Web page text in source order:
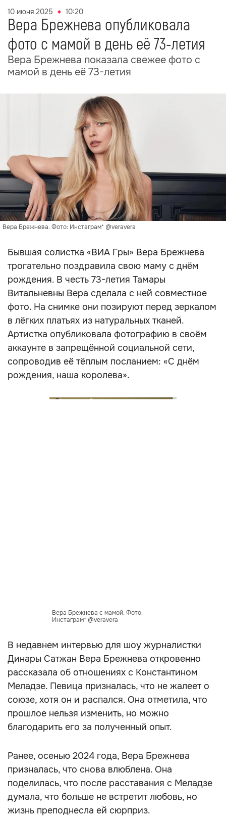
10 июня 2025 10:20
Вера Брежнева опубликовала
фото с мамой в день её 73-летия
Вера Брежнева показала свежее фото с
мамой в день её 73-летия
Вера Брежнева. Фото: Инстаграм* @veravera
Бывшая солистка «ВИА Гры» Вера Брежнева
трогательно поздравила свою маму с днём
рождения. В честь 73-летия Тамары
Витальневны Вера сделала с ней совместное
фото. На снимке они позируют перед зеркалом
в лёгких платьях из натуральных тканей.
Артистка опубликовала фотографию в своём
аккаунте в запрещённой социальной сети,
сопроводив её тёплым посланием: «С днём
рождения, наша королева».
Вера Брежнева с мамой. Фото:
Инстаграм* @veravera
В недавнем интервью для шоу журналистки
Динары Сатжан Вера Брежнева откровенно
рассказала об отношениях с Константином
Меладзе. Певица призналась, что не жалеет о
союзе, хотя он и распался. Она отметила, что
прошлое нельзя изменить, но можно
благодарить его за полученный опыт.
Ранее, осенью 2024 года, Вера Брежнева
призналась, что снова влюблена. Она
поделилась, что после расставания с Меладзе
думала, что больше не встретит любовь, но
жизнь преподнесла ей сюрприз.